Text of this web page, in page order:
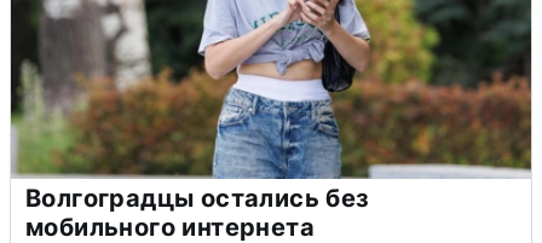
Волгоградцы остались без
мобильного интернета